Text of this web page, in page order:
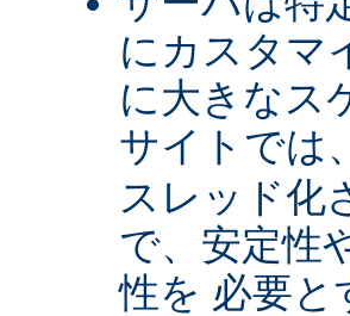
にカスタマ
に大きなス
サイトでは
スレッド化
で、安定性
性を 必要